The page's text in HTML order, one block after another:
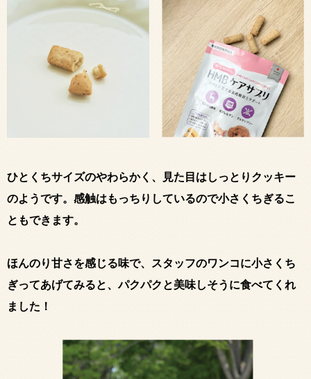
ひとくちサイズのやわらかく、見た目はしっとりクッキー
のようです。感触はもっちりしているので小さくちぎるこ
ともできます。
ほんのり甘さを感じる味で、スタッフのワンコに小さくち
ぎってあげてみると、パクパクと美味しそうに食べてくれ
ました！